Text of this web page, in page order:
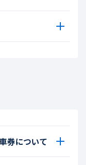
券について